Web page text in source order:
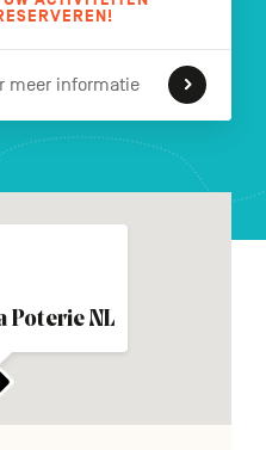
meer informatie
Poterie NL